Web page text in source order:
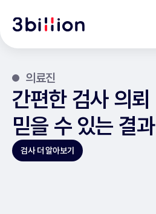
의료진
간편한 검사 의뢰
믿을 수 있는 결과
검사 더 알아보기